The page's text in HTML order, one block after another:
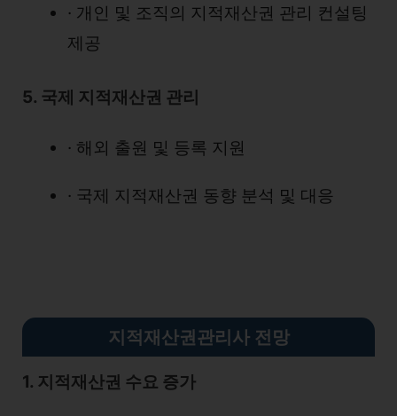
· 개인 및 조직의 지적재산권 관리 컨설팅
제공
5. 국제 지적재산권 관리
· 해외 출원 및 등록 지원
· 국제 지적재산권 동향 분석 및 대응
지적재산권관리사 전망
1. 지적재산권 수요 증가